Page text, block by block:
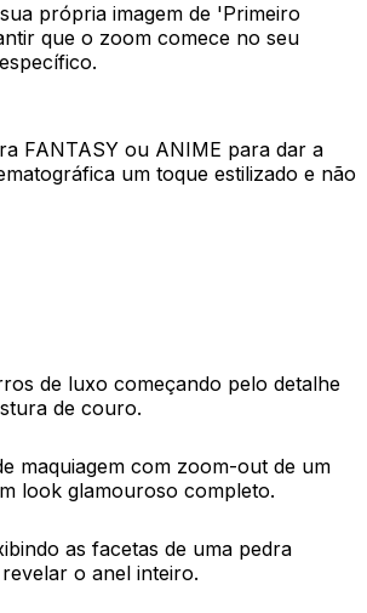
própria imagem de 'Primeiro
que o zoom comece no seu
FANTASY ou ANIME para dar a
um toque estilizado e não
de luxo começando pelo detalhe
de couro.
maquiagem com zoom-out de um
look glamouroso completo.
as facetas de uma pedra
o anel inteiro.